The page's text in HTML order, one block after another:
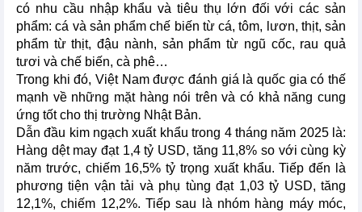
có nhu cầu nhập khẩu và tiêu thụ lớn đối với các sản
phẩm: cá và sản phẩm chế biến từ cá, tôm, lươn, thịt, sản
phẩm từ thịt, đậu nành, sản phẩm từ ngũ cốc, rau quả
tươi và chế biến, cà phê…
Trong khi đó, Việt Nam được đánh giá là quốc gia có thế
mạnh về những mặt hàng nói trên và có khả năng cung
ứng tốt cho thị trường Nhật Bản.
Dẫn đầu kim ngạch xuất khẩu trong 4 tháng năm 2025 là:
Hàng dệt may đạt 1,4 tỷ USD, tăng 11,8% so với cùng kỳ
năm trước, chiếm 16,5% tỷ trọng xuất khẩu. Tiếp đến là
phương tiện vận tải và phụ tùng đạt 1,03 tỷ USD, tăng
12,1%, chiếm 12,2%. Tiếp sau là nhóm hàng máy móc,